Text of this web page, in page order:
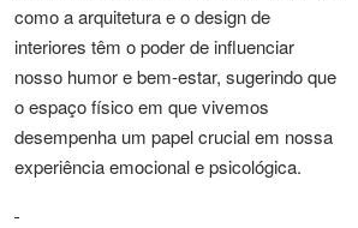
como a arquitetura e o design de
interiores têm o poder de influenciar
nosso humor e bem-estar, sugerindo que
o espaço físico em que vivemos
desempenha um papel crucial em nossa
experiência emocional e psicológica.